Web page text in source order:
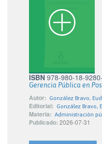
ISBN 978-980-18-
Gerencia Pública en
Autor: González Bravo,
Editorial: González Bravo,
Materia: Administración
Publicado: 2026-07-31